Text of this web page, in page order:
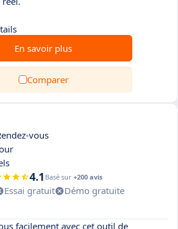
En savoir plus
Comparer
vous
4.1 Basé sur +200 avis
Essai gratuit
Démo gratuite
facilement avec cet outil de